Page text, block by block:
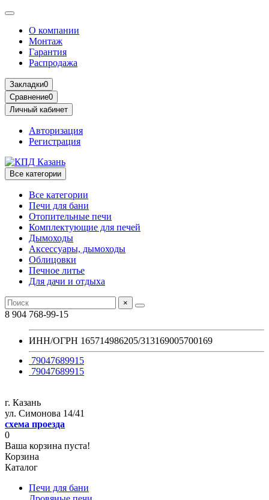
О компании
Монтаж
Гарантия
Распродажа
Закладки0
Сравнение0
Личный кабинет
Авторизация
Регистрация
Все категории
Все категории
Печи для бани
Отопительные печи
Комплектующие для печей
Дымоходы
Аксессуары, дымоходы
Облицовки
Печное литье
Для дачи и отдыха
×
8 904 768-99-15
ИНН/ОГРН 165714986205/313169005700169
79047689915
79047689915
г. Казань
ул. Симонова 14/41
схема проезда
0
Ваша корзина пуста!
Корзина
Каталог
Печи для бани